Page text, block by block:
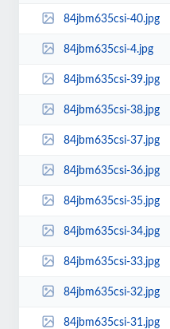
84jbm635csi-40.jpg
84jbm635csi-4.jpg
84jbm635csi-39.jpg
84jbm635csi-38.jpg
84jbm635csi-37.jpg
84jbm635csi-36.jpg
84jbm635csi-35.jpg
84jbm635csi-34.jpg
84jbm635csi-33.jpg
84jbm635csi-32.jpg
84jbm635csi-31.jpg